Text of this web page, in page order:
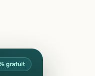
gratuit